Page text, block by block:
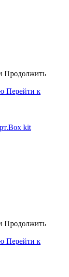
Продолжить
Перейти к
kit
Продолжить
Перейти к